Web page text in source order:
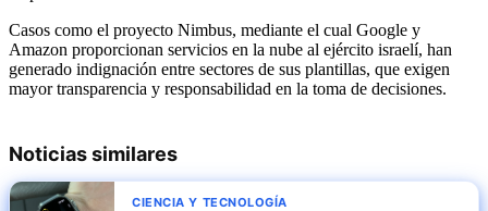
Casos como el proyecto Nimbus, mediante el cual Google y
Amazon proporcionan servicios en la nube al ejército israelí, han
generado indignación entre sectores de sus plantillas, que exigen
mayor transparencia y responsabilidad en la toma de decisiones.
Noticias similares
CIENCIA Y TECNOLOGÍA